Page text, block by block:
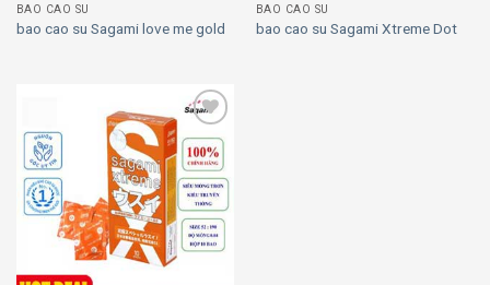
BAO CAO SU
bao cao su Sagami love me gold
BAO CAO SU
bao cao su Sagami Xtreme Dot
Add to
wishlist